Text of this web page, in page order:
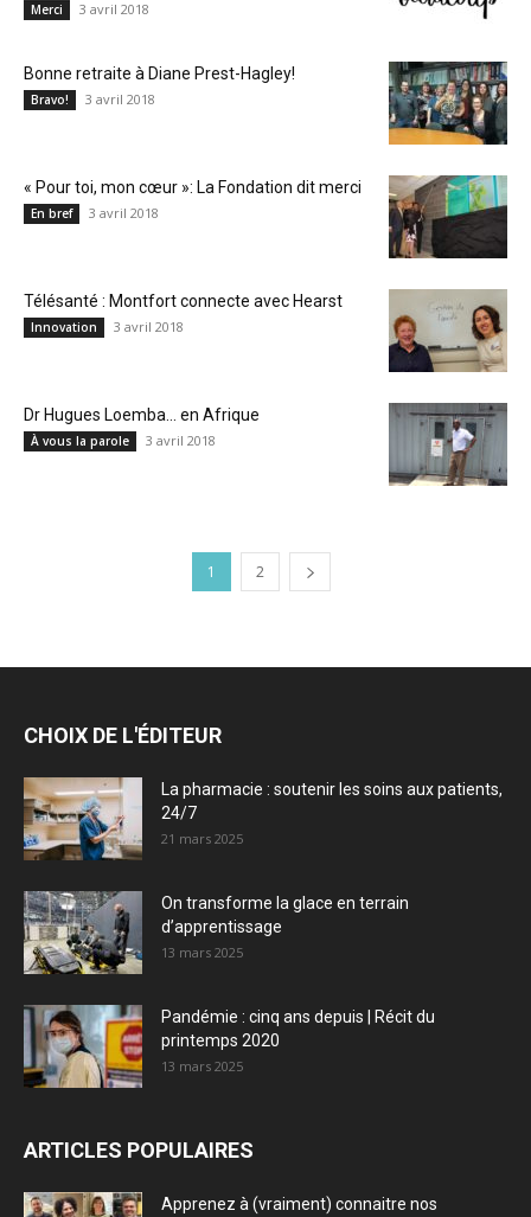
Merci 3 avril 2018
Bonne retraite à Diane Prest-Hagley!
Bravo! 3 avril 2018
« Pour toi, mon cœur »: La Fondation dit merci
En bref 3 avril 2018
Télésanté : Montfort connecte avec Hearst
Innovation 3 avril 2018
Dr Hugues Loemba… en Afrique
À vous la parole 3 avril 2018
1 2
CHOIX DE L'ÉDITEUR
La pharmacie : soutenir les soins aux patients,
24/7
21 mars 2025
On transforme la glace en terrain
d’apprentissage
13 mars 2025
Pandémie : cinq ans depuis | Récit du
printemps 2020
13 mars 2025
ARTICLES POPULAIRES
Apprenez à (vraiment) connaitre nos